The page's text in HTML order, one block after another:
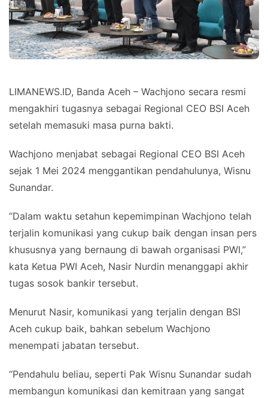
LIMANEWS.ID, Banda Aceh – Wachjono secara resmi
mengakhiri tugasnya sebagai Regional CEO BSI Aceh
setelah memasuki masa purna bakti.
Wachjono menjabat sebagai Regional CEO BSI Aceh
sejak 1 Mei 2024 menggantikan pendahulunya, Wisnu
Sunandar.
“Dalam waktu setahun kepemimpinan Wachjono telah
terjalin komunikasi yang cukup baik dengan insan pers
khususnya yang bernaung di bawah organisasi PWI,”
kata Ketua PWI Aceh, Nasir Nurdin menanggapi akhir
tugas sosok bankir tersebut.
Menurut Nasir, komunikasi yang terjalin dengan BSI
Aceh cukup baik, bahkan sebelum Wachjono
menempati jabatan tersebut.
“Pendahulu beliau, seperti Pak Wisnu Sunandar sudah
membangun komunikasi dan kemitraan yang sangat